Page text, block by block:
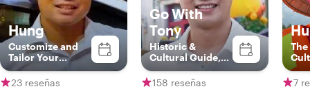
Hung
Customize and
Tailor Your
Greatest
Experience
23 reseñas
Go With
Tony
Historic &
Cultural Guide,
Storyteller
158 reseñas
The
7